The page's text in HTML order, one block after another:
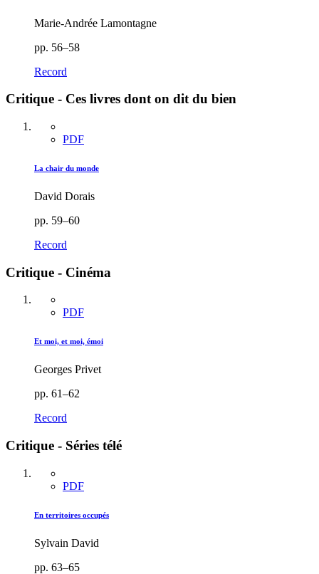
Marie-Andrée Lamontagne
pp. 56–58
Record
Critique - Ces livres dont on dit du bien
PDF
La chair du monde
David Dorais
pp. 59–60
Record
Critique - Cinéma
PDF
Et moi, et moi, émoi
Georges Privet
pp. 61–62
Record
Critique - Séries télé
PDF
En territoires occupés
Sylvain David
pp. 63–65